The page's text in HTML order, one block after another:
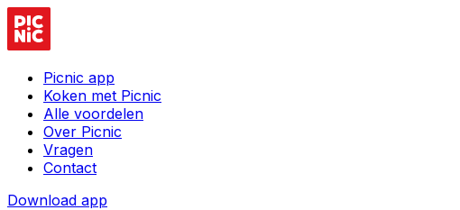
Picnic app
Koken met Picnic
Alle voordelen
Over Picnic
Vragen
Contact
Download app